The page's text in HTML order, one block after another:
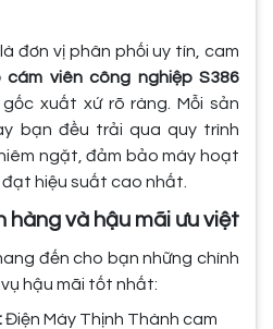
đơn vị phân phối uy tín, cam
cám viên công nghiệp S386
xuất xứ rõ ràng. Mỗi sản
bạn đều trải qua quy trình
ngặt, đảm bảo máy hoạt
hiệu suất cao nhất.
hàng và hậu mãi ưu việt
đến cho bạn những chính
hậu mãi tốt nhất:
Điện Máy Thịnh Thành cam